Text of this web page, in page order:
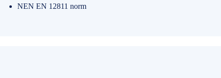
NEN EN 12811 norm